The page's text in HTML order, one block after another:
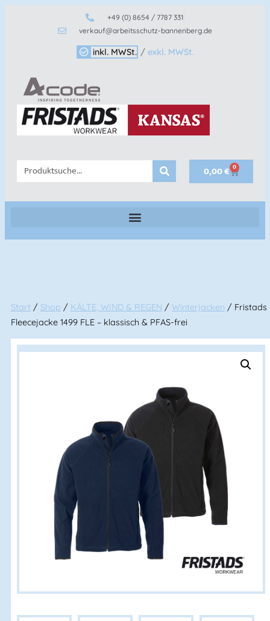
+49 (0) 8654 / 7787 331
verkauf@arbeitsschutz-bannenberg.de
inkl. MWSt. / exkl. MWSt.
0,00€ 0
Start / Shop / KÄLTE, WIND & REGEN / Winterjacken / Fristads
Fleecejacke 1499 FLE – klassisch & PFAS-frei